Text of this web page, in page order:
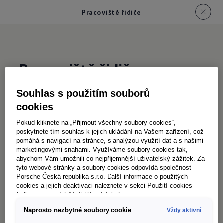
Pracoviště řidiče
Pracoviště řidiče
Protože váš den bývá často naplánovaný až do
posledního kilometru, nabízí nový Transporter
víc než jen mobilitu: je to vaše mobilní kancelář i
místo na pauzu v jednom – ideální pro
organizaci, plánování i načerpání sil.
Ergonomická sedadla vás pohodlně dovezou do
cíle i na dlouhých cestách a promyšlené
usnadní. Díky chytrému systému odkládacích
Souhlas s použitím souborů
cookies
Pokud kliknete na „Přijmout všechny soubory cookies“,
poskytnete tím souhlas k jejich ukládání na Vašem zařízení, což
pomáhá s navigací na stránce, s analýzou využití dat a s našimi
marketingovými snahami. Využíváme soubory cookies tak,
abychom Vám umožnili co nejpříjemnější uživatelský zážitek. Za
tyto webové stránky a soubory cookies odpovídá společnost
Porsche Česká republika s.r.o. Další informace o použitých
cookies a jejich deaktivaci naleznete v sekci Použití cookies
(odkaz ve spodní části této stránky).
Naprosto nezbytné soubory cookie Vždy aktivní